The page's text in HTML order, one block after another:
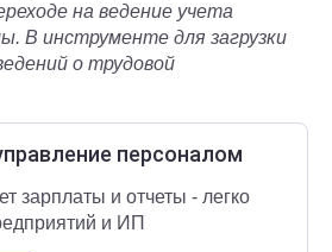
на ведение учета
В инструменте для загрузки
о трудовой
персоналом
зарплаты и отчеты - легко
и ИП